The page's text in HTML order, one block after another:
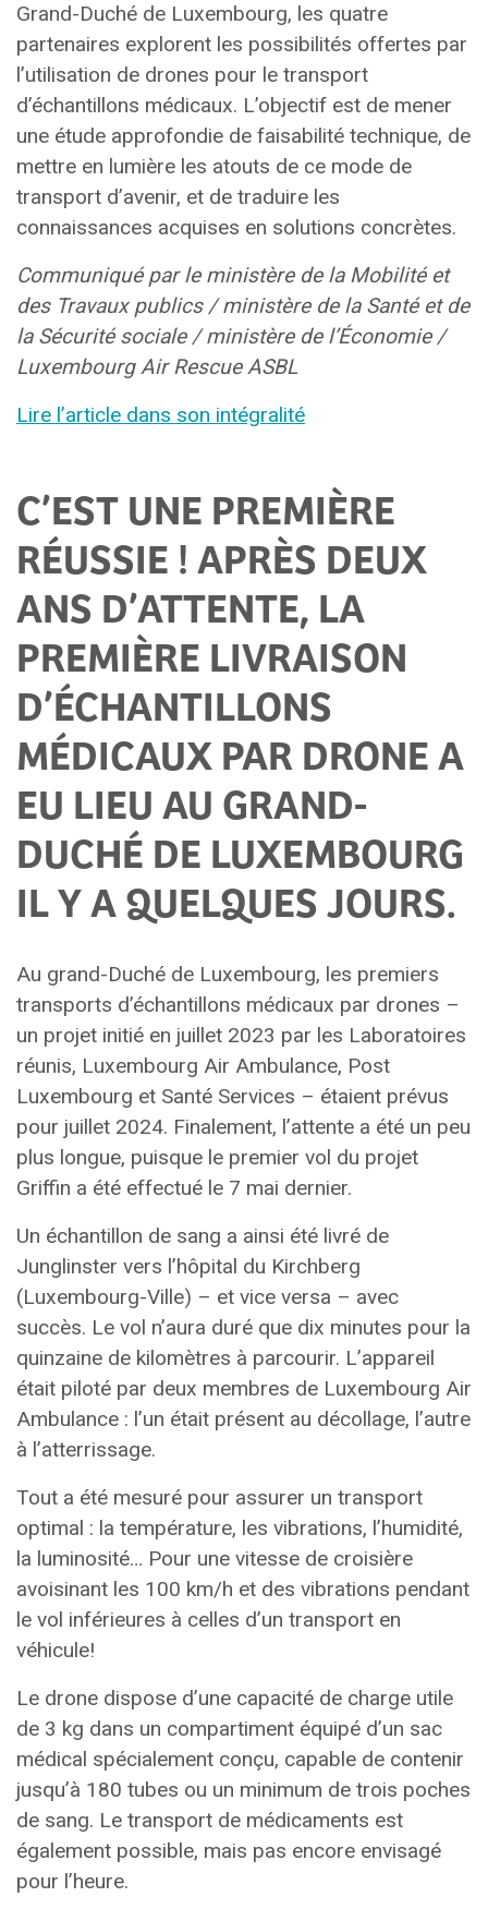
Grand-Duché de Luxembourg, les quatre
partenaires explorent les possibilités offertes par
l’utilisation de drones pour le transport
d’échantillons médicaux. L’objectif est de mener
une étude approfondie de faisabilité technique, de
mettre en lumière les atouts de ce mode de
transport d’avenir, et de traduire les
connaissances acquises en solutions concrètes.
Communiqué par le ministère de la Mobilité et
des Travaux publics / ministère de la Santé et de
la Sécurité sociale / ministère de l’Économie /
Luxembourg Air Rescue ASBL
Lire l’article dans son intégralité
C’EST UNE PREMIÈRE
RÉUSSIE ! APRÈS DEUX
ANS D’ATTENTE, LA
PREMIÈRE LIVRAISON
D’ÉCHANTILLONS
MÉDICAUX PAR DRONE A
EU LIEU AU GRAND-
DUCHÉ DE LUXEMBOURG
IL Y A QUELQUES JOURS.
Au grand-Duché de Luxembourg, les premiers
transports d’échantillons médicaux par drones –
un projet initié en juillet 2023 par les Laboratoires
réunis, Luxembourg Air Ambulance, Post
Luxembourg et Santé Services – étaient prévus
pour juillet 2024. Finalement, l’attente a été un peu
plus longue, puisque le premier vol du projet
Griffin a été effectué le 7 mai dernier.
Un échantillon de sang a ainsi été livré de
Junglinster vers l’hôpital du Kirchberg
(Luxembourg-Ville) – et vice versa – avec
succès. Le vol n’aura duré que dix minutes pour la
quinzaine de kilomètres à parcourir. L’appareil
était piloté par deux membres de Luxembourg Air
Ambulance : l’un était présent au décollage, l’autre
à l’atterrissage.
Tout a été mesuré pour assurer un transport
optimal : la température, les vibrations, l’humidité,
la luminosité… Pour une vitesse de croisière
avoisinant les 100 km/h et des vibrations pendant
le vol inférieures à celles d’un transport en
véhicule!
Le drone dispose d’une capacité de charge utile
de 3 kg dans un compartiment équipé d’un sac
médical spécialement conçu, capable de contenir
jusqu’à 180 tubes ou un minimum de trois poches
de sang. Le transport de médicaments est
également possible, mais pas encore envisagé
pour l’heure.